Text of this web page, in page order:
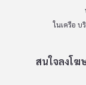
ในเครือ บ
สนใจลงโฆ